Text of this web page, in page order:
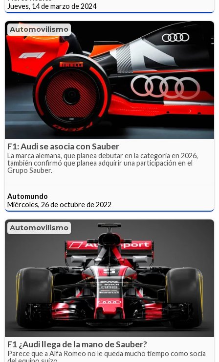
Jueves, 14 de marzo de 2024
Automovilismo
F1: Audi se asocia con Sauber
La marca alemana, que planea debutar en la categoría en 2026,
también confirmó que planea adquirir una participación en el
Grupo Sauber.
Automundo
Miércoles, 26 de octubre de 2022
Automovilismo
F1 ¿Audi llega de la mano de Sauber?
Parece que a Alfa Romeo no le queda mucho tiempo como socia